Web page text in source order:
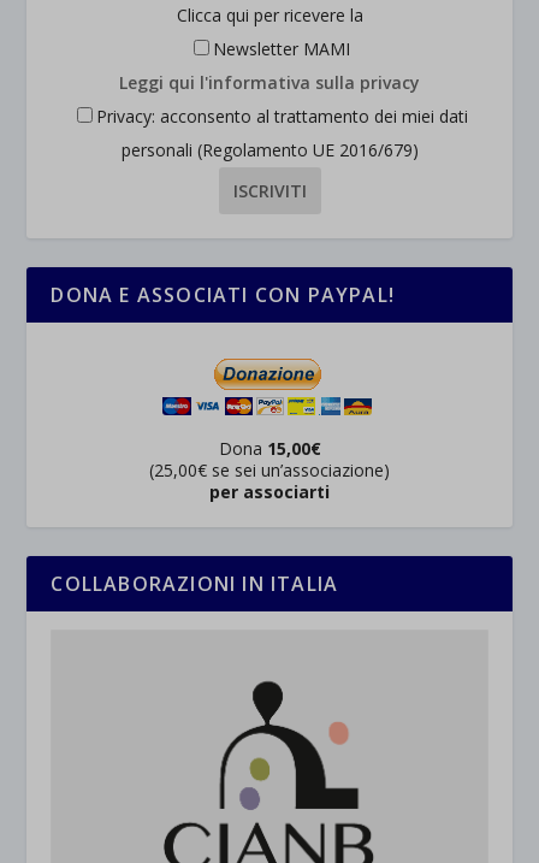
Clicca qui per ricevere la
Newsletter MAMI
Leggi qui l'informativa sulla privacy
Privacy: acconsento al trattamento dei miei dati
personali (Regolamento UE 2016/679)
DONA E ASSOCIATI CON PAYPAL!
Dona 15,00€
(25,00€ se sei un’associazione)
per associarti
COLLABORAZIONI IN ITALIA